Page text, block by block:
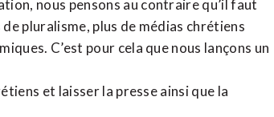
nous pensons au contraire qu’il faut
pluralisme, plus de médias chrétiens
C’est pour cela que nous lançons un
et laisser la presse ainsi que la